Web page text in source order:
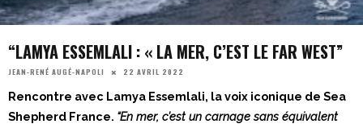
“LAMYA ESSEMLALI : « LA MER, C’EST LE FAR WEST”
JEAN-RENÉ AUGÉ-NAPOLI 22 AVRIL 2022
Rencontre avec Lamya Essemlali, la voix iconique de Sea
Shepherd France. “En mer, c’est un carnage sans équivalent